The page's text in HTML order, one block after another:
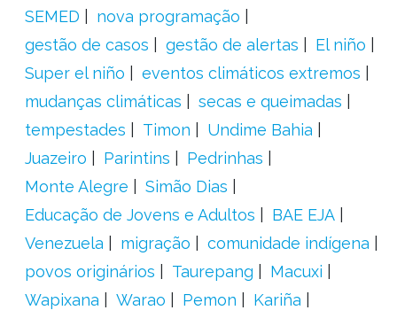
SEMED
nova programação
gestão de casos
gestão de alertas
El niño
Super el niño
eventos climáticos extremos
mudanças climáticas
secas e queimadas
tempestades
Timon
Undime Bahia
Juazeiro
Parintins
Pedrinhas
Monte Alegre
Simão Dias
Educação de Jovens e Adultos
BAE EJA
Venezuela
migração
comunidade indígena
povos originários
Taurepang
Macuxi
Wapixana
Warao Pemon
Kariña